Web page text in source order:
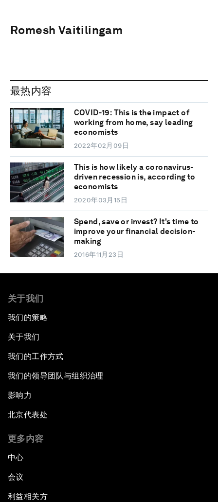
Romesh Vaitilingam
最热内容
COVID-19: This is the impact of
working from home, say leading
economists
2022年02月09日
This is how likely a coronavirus-
driven recession is, according to
economists
2020年03月15日
Spend, save or invest? It's time to
improve your financial decision-
making
2016年11月23日
关于我们
我们的策略
关于我们
我们的工作方式
我们的领导团队与组织治理
影响力
北京代表处
更多内容
中心
会议
利益相关方